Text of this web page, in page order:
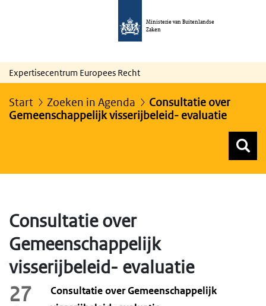
Ministerie van Buitenlandse
Zaken
Expertisecentrum Europees Recht
Start Zoeken in Agenda
Consultatie over
Gemeenschappelijk visserijbeleid- evaluatie
Consultatie over
Gemeenschappelijk
visserijbeleid- evaluatie
27
Consultatie over Gemeenschappelijk